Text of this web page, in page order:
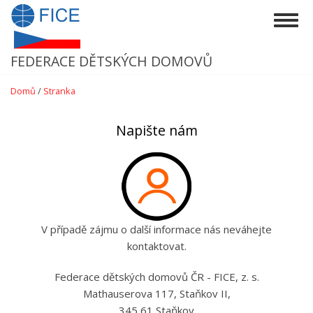
Přejít
hlavnímu
obsahu
FEDERACE DĚTSKÝCH DOMOVŮ
Domů / Stranka
Napište nám
V případě zájmu o další informace nás neváhejte
kontaktovat.
Federace dětských domovů ČR - FICE, z. s.
Mathauserova 117, Staňkov II,